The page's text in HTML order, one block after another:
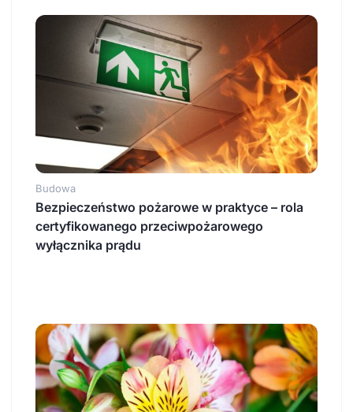
Budowa
Bezpieczeństwo pożarowe w praktyce – rola
certyfikowanego przeciwpożarowego
wyłącznika prądu